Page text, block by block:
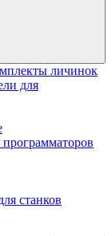
личинок
для
станков